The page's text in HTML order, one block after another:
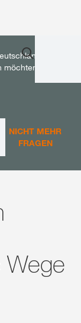
NICHT MEHR
FRAGEN